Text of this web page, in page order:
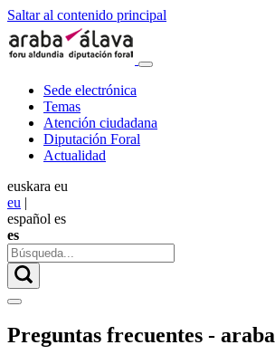
Saltar al contenido principal
Sede electrónica
Temas
Atención ciudadana
Diputación Foral
Actualidad
euskara eu
eu |
español es
es
Preguntas frecuentes - araba